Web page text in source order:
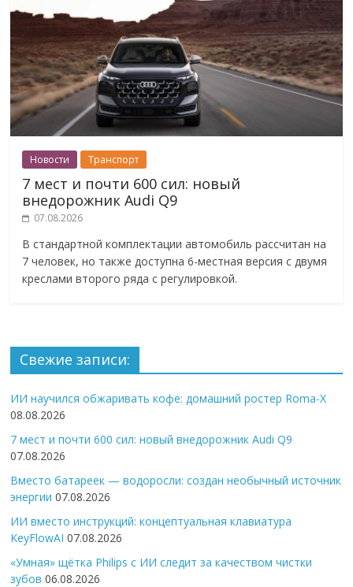
Новости Транспорт
7 мест и почти 600 сил: новый
внедорожник Audi Q9
07.08.2026
В стандартной комплектации автомобиль рассчитан на
7 человек, но также доступна 6-местная версия с двумя
креслами второго ряда с регулировкой.
Свежие записи:
ИИ научился обжаривать кофе: домашний ростер Roma-X
08.08.2026
7 мест и почти 600 сил: новый внедорожник Audi Q9
07.08.2026
Вместо батареек — водоросли: создан необычный источник
энергии 07.08.2026
ИИ вместо инструкций: концептуальная клавиатура
KeyFlowAI 07.08.2026
«Умная» щётка Philips с ИИ следит за качеством чистки
зубов 06.08.2026